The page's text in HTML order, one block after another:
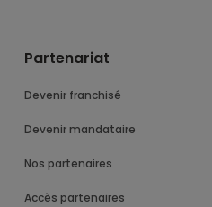
Partenariat
Devenir franchisé
Devenir mandataire
Nos partenaires
Accès partenaires